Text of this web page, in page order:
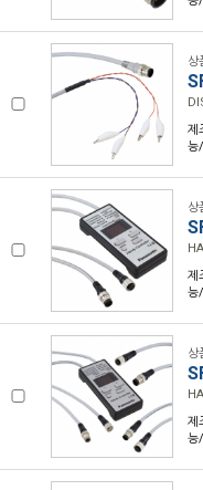
상
제
능
상
제
능
상
제
능